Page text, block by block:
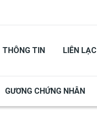
THÔNG TIN LIÊN LẠC
GƯƠNG CHỨNG NHÂN